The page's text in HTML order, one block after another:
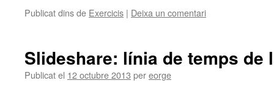
Publicat dins de Exercicis | Deixa un comentari
Slideshare: línia de temps de
Publicat el 12 octubre 2013 pereorge